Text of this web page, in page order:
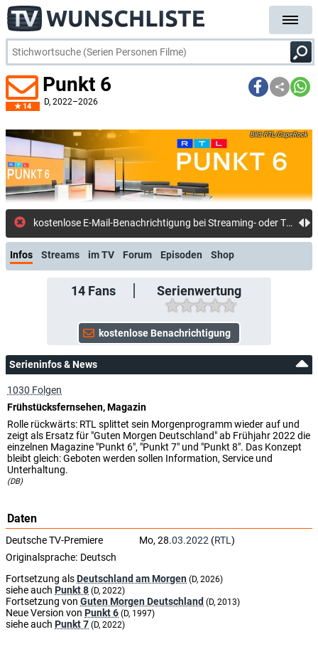
14
Punkt 6
D, 2022–2026
RTL/CapeRock
kostenlose E-Mail-Benachrichtigung bei Streaming- oder TV-Start
Infos Streams im TV Forum Episoden Shop
14Fans Serienwertung
Serieninfos & News
1030 Folgen
Frühstücksfernsehen, Magazin
Rolle rückwärts: RTL splittet sein Morgenprogramm wieder auf und
zeigt als Ersatz für "Guten Morgen Deutschland" ab Frühjahr 2022 die
einzelnen Magazine "Punkt 6", "Punkt 7" und "Punkt 8". Das Konzept
bleibt gleich: Geboten werden sollen Information, Service und
Unterhaltung.
(DB)
Daten
Deutsche TV-Premiere Mo, 28.03.2022 (RTL )
Originalsprache: Deutsch
Fortsetzung alsDeutschland am Morgen (D, 2026)
siehe auch Punkt 8 (D, 2022)
Fortsetzung von Guten Morgen Deutschland (D, 2013)
Neue Version von Punkt 6 (D, 1997)
siehe auch Punkt 7 (D, 2022)